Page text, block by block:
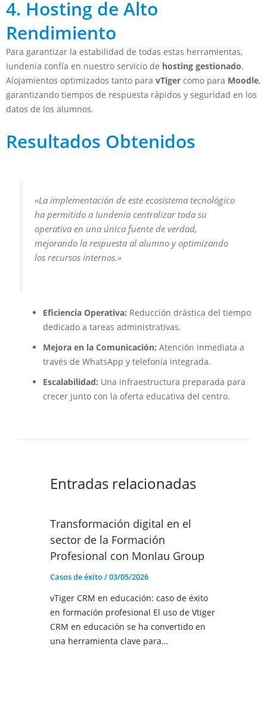
4. Hosting de Alto
Rendimiento
Para garantizar la estabilidad de todas estas herramientas,
Iundenia confía en nuestro servicio de hosting gestionado.
Alojamientos optimizados tanto para vTiger como para Moodle,
garantizando tiempos de respuesta rápidos y seguridad en los
datos de los alumnos.
Resultados Obtenidos
«La implementación de este ecosistema tecnológico
ha permitido a Iundenia centralizar toda su
operativa en una única fuente de verdad,
mejorando la respuesta al alumno y optimizando
los recursos internos.»
Eficiencia Operativa: Reducción drástica del tiempo
dedicado a tareas administrativas.
Mejora en la Comunicación: Atención inmediata a
través de WhatsApp y telefonía integrada.
Escalabilidad: Una infraestructura preparada para
crecer junto con la oferta educativa del centro.
Entradas relacionadas
Transformación digital en el
sector de la Formación
Profesional con Monlau Group
Casos de éxito/03/05/2026
vTiger CRM en educación: caso de éxito
en formación profesional El uso de Vtiger
CRM en educación se ha convertido en
una herramienta clave para…